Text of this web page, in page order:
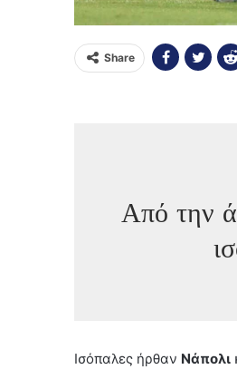
Share
Από την
Ισόπαλες ήρθαν Νάπολι